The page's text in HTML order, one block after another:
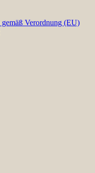
gemäß Verordnung (EU)